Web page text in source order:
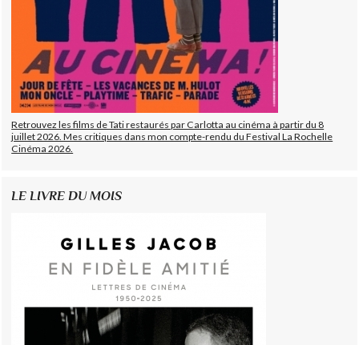
Retrouvez les films de Tati restaurés par Carlotta au cinéma à partir du 8
juillet 2026. Mes critiques dans mon compte-rendu du Festival La Rochelle
Cinéma 2026.
LE LIVRE DU MOIS